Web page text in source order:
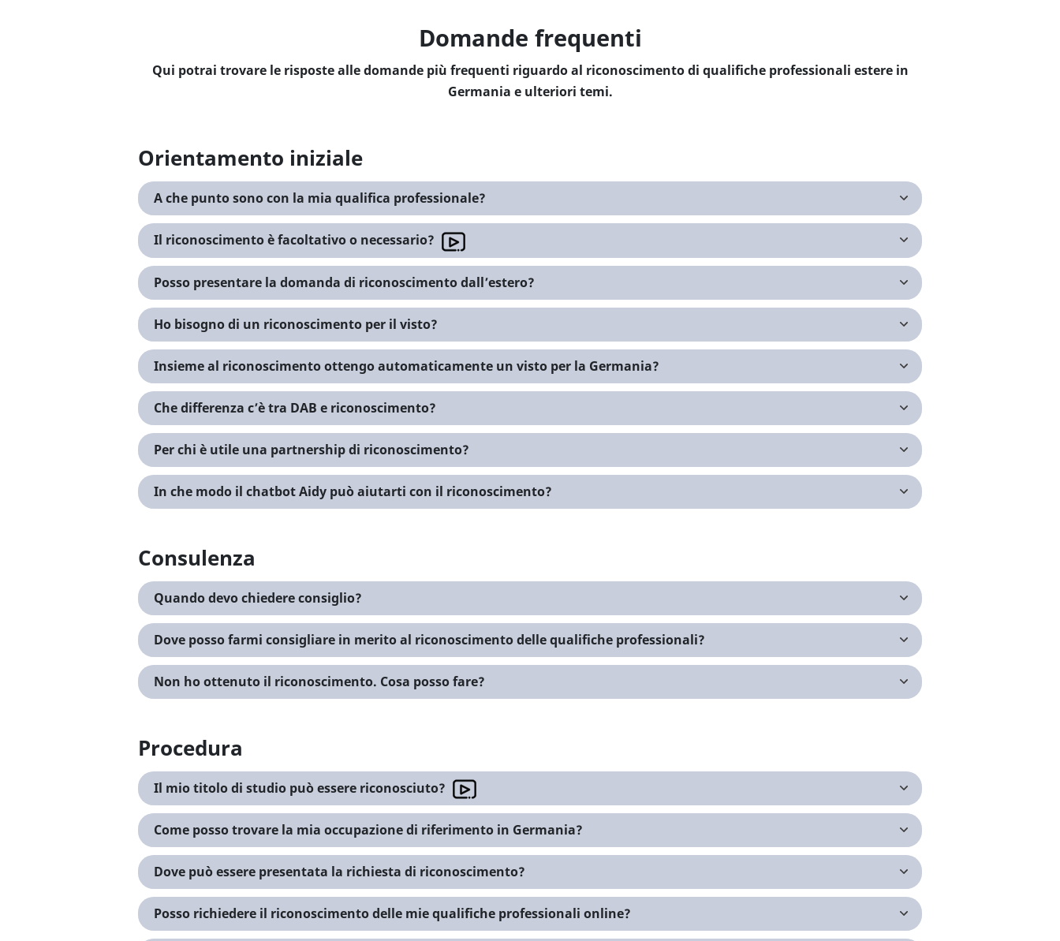
Domande frequenti
Qui potrai trovare le risposte alle domande più frequenti riguardo al riconoscimento di qualifiche professionali estere in
Germania e ulteriori temi.
Orientamento iniziale
A che punto sono con la mia qualifica professionale?
Il riconoscimento è facoltativo o necessario?
Posso presentare la domanda di riconoscimento dall’estero?
Ho bisogno di un riconoscimento per il visto?
Insieme al riconoscimento ottengo automaticamente un visto per la Germania?
Che differenza c’è tra DAB e riconoscimento?
Per chi è utile una partnership di riconoscimento?
In che modo il chatbot Aidy può aiutarti con il riconoscimento?
Consulenza
Quando devo chiedere consiglio?
Dove posso farmi consigliare in merito al riconoscimento delle qualifiche professionali?
Non ho ottenuto il riconoscimento. Cosa posso fare?
Procedura
Il mio titolo di studio può essere riconosciuto?
Come posso trovare la mia occupazione di riferimento in Germania?
Dove può essere presentata la richiesta di riconoscimento?
Posso richiedere il riconoscimento delle mie qualifiche professionali online?